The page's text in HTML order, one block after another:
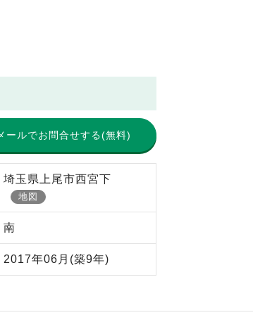
ールでお問合せする(無料)
埼玉県上尾市西宮下
地図
南
2017年06月 (築9年)